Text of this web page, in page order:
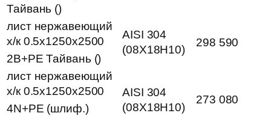
Тайвань ()
лист нержавеющий
х/к 0.5х1250х2500
AISI 304
(08Х18Н10)
298 590
2B+РЕ Тайвань ()
лист нержавеющий
х/к 0.5х1250х2500
AISI 304
(08Х18Н10)
273 080
4N+PE (шлиф.)